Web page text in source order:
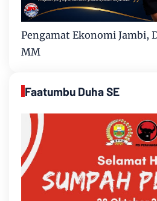
Pengamat Ekonomi Jambi,
MM
Faatumbu Duha SE